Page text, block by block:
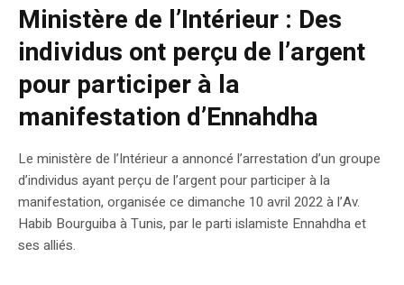
Ministère de l’Intérieur : Des
individus ont perçu de l’argent
pour participer à la
manifestation d’Ennahdha
Le ministère de l’Intérieur a annoncé l’arrestation d’un groupe
d’individus ayant perçu de l’argent pour participer à la
manifestation, organisée ce dimanche 10 avril 2022 à l’Av.
Habib Bourguiba à Tunis, par le parti islamiste Ennahdha et
ses alliés.